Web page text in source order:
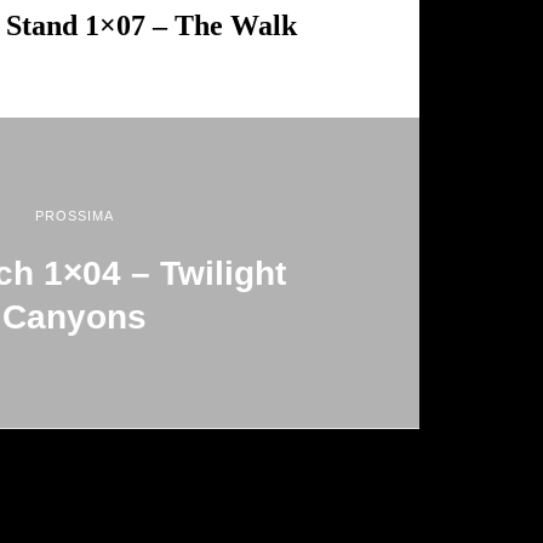
1×07 – The Walk
PROSSIMA
1×04 – Twilight
Canyons